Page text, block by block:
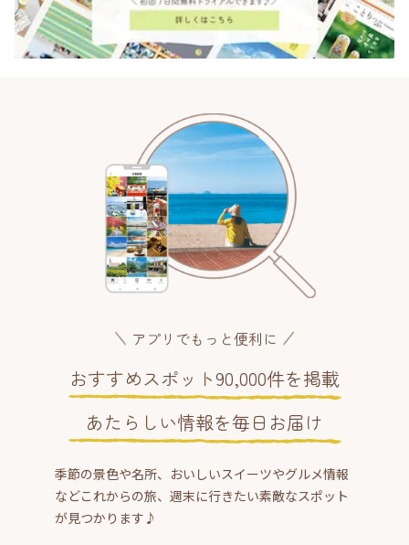
アプリでもっと便利に
おすすめスポット90,000件を掲載
あたらしい情報を毎日お届け
季節の景色や名所、おいしいスイーツやグルメ情報
などこれからの旅、週末に行きたい素敵なスポット
が見つかります♪